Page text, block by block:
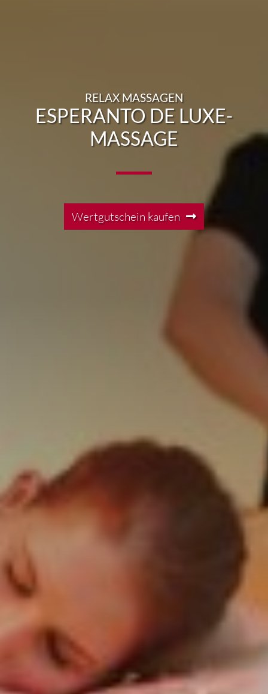
RELAX MASSAGEN
ESPERANTO DE LUXE-
MASSAGE
Wertgutschein kaufen